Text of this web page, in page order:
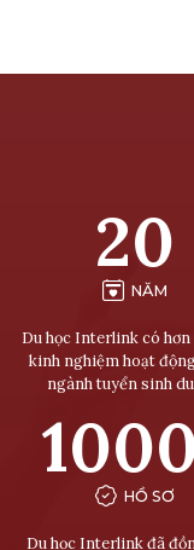
20
NĂM
Du học Interlink có hơn
kinh nghiệm hoạt
ngành tuyển sinh
HỒ SƠ
Du học Interlink đã